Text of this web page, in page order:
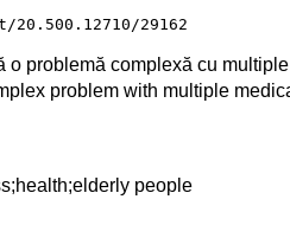
29162
o problemă complexă cu
problem with multiple
people